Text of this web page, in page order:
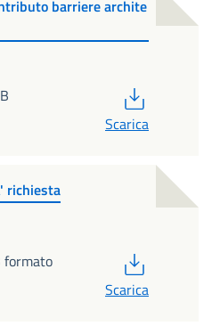
barriere archite
Scarica
richiesta
formato
Scarica